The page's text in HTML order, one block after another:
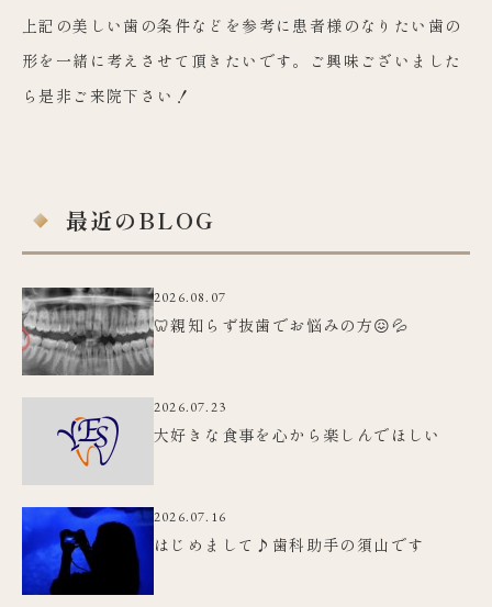
上記の美しい歯の条件などを参考に患者様のなりたい歯の
形を一緒に考えさせて頂きたいです。ご興味ございました
ら是非ご来院下さい！
最近のBLOG
2026.08.07
🦷親知らず抜歯でお悩みの方😖💦
2026.07.23
大好きな食事を心から楽しんでほしい
2026.07.16
はじめまして♪歯科助手の須山です